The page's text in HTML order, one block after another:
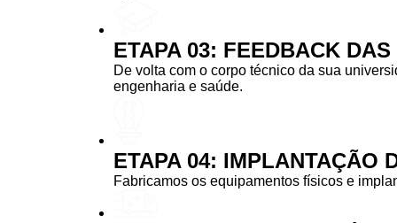
ETAPA 03: FEEDBACK
De volta com o corpo técnico da sua
engenharia e saúde.
ETAPA 04: IMPLANTAÇÃO
Fabricamos os equipamentos físicos e